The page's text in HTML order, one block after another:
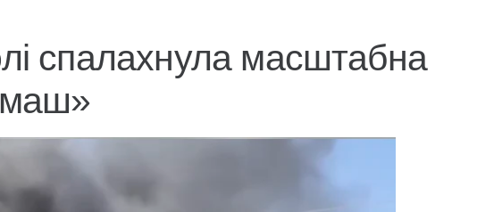
спалахнула масштабна